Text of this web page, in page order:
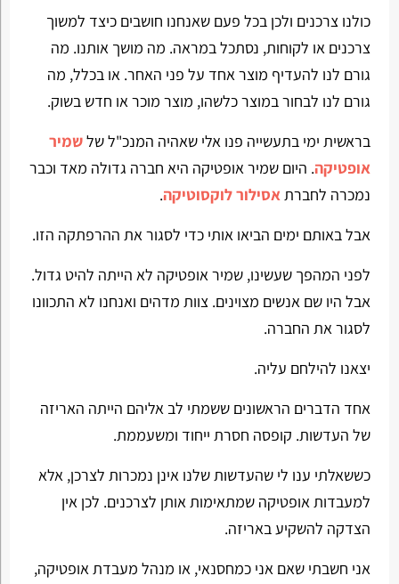
כולנו צרכנים ולכן בכל פעם שאנחנו חושבים כיצד למשוך
צרכנים או לקוחות, נסתכל במראה. מה מושך אותנו. מה
גורם לנו להעדיף מוצר אחד על פני האחר. או בכלל, מה
גורם לנו לבחור במוצר כלשהו, מוצר מוכר או חדש בשוק.
בראשית ימי בתעשייה פנו אלי שאהיה המנכ"ל שלשמיר
אופטיקה. היום שמיר אופטיקה היא חברה גדולה מאד וכבר
נמכרה לחברתאסילור לוקסוטיקה.
אבל באותם ימים הביאו אותי כדי לסגור את ההרפתקה הזו.
לפני המהפך שעשינו, שמיר אופטיקה לא הייתה להיט גדול.
אבל היו שם אנשים מצוינים. צוות מדהים ואנחנו לא התכוונו
לסגור את החברה.
יצאנו להילחם עליה.
אחד הדברים הראשונים ששמתי לב אליהם הייתה האריזה
של העדשות. קופסה חסרת ייחוד ומשעממת.
כששאלתי ענו לי שהעדשות שלנו אינן נמכרות לצרכן, אלא
למעבדות אופטיקה שמתאימות אותן לצרכנים. לכן אין
הצדקה להשקיע באריזה.
אני חשבתי שאם אני כמחסנאי, או מנהל מעבדת אופטיקה,